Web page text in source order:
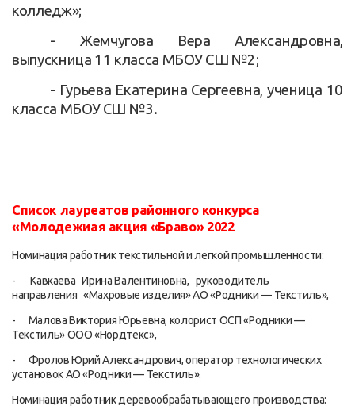
колледж»;
- Жемчугова Вера Александровна,
выпускница 11 класса МБОУ СШ №2;
- Гурьева Екатерина Сергеевна, ученица 10
класса МБОУ СШ №3.
Список лауреатов районного конкурса
«Молодежиая акция «Браво» 2022
Номинация работник текстильной и легкой промышленности:
- Кавкаева Ирина Валентиновна, руководитель
направления «Махровые изделия» AO «Родники — Текстиль»,
- Малова Виктория Юрьевна, колорист OCП «Родники —
Текстиль» ООО «Нордтекс»,
- Фролов Юрий Александрович, оператор технологических
установок AO «Родники — Текстиль».
Номинация работник деревообрабатывающего производства: